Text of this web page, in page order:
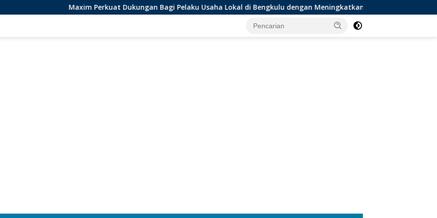
Maxim Perkuat Dukungan Bagi Pelaku Usaha Lokal di Bengkulu dengan Meningkatkan Ruang Publik dan Kebersihan Pasar